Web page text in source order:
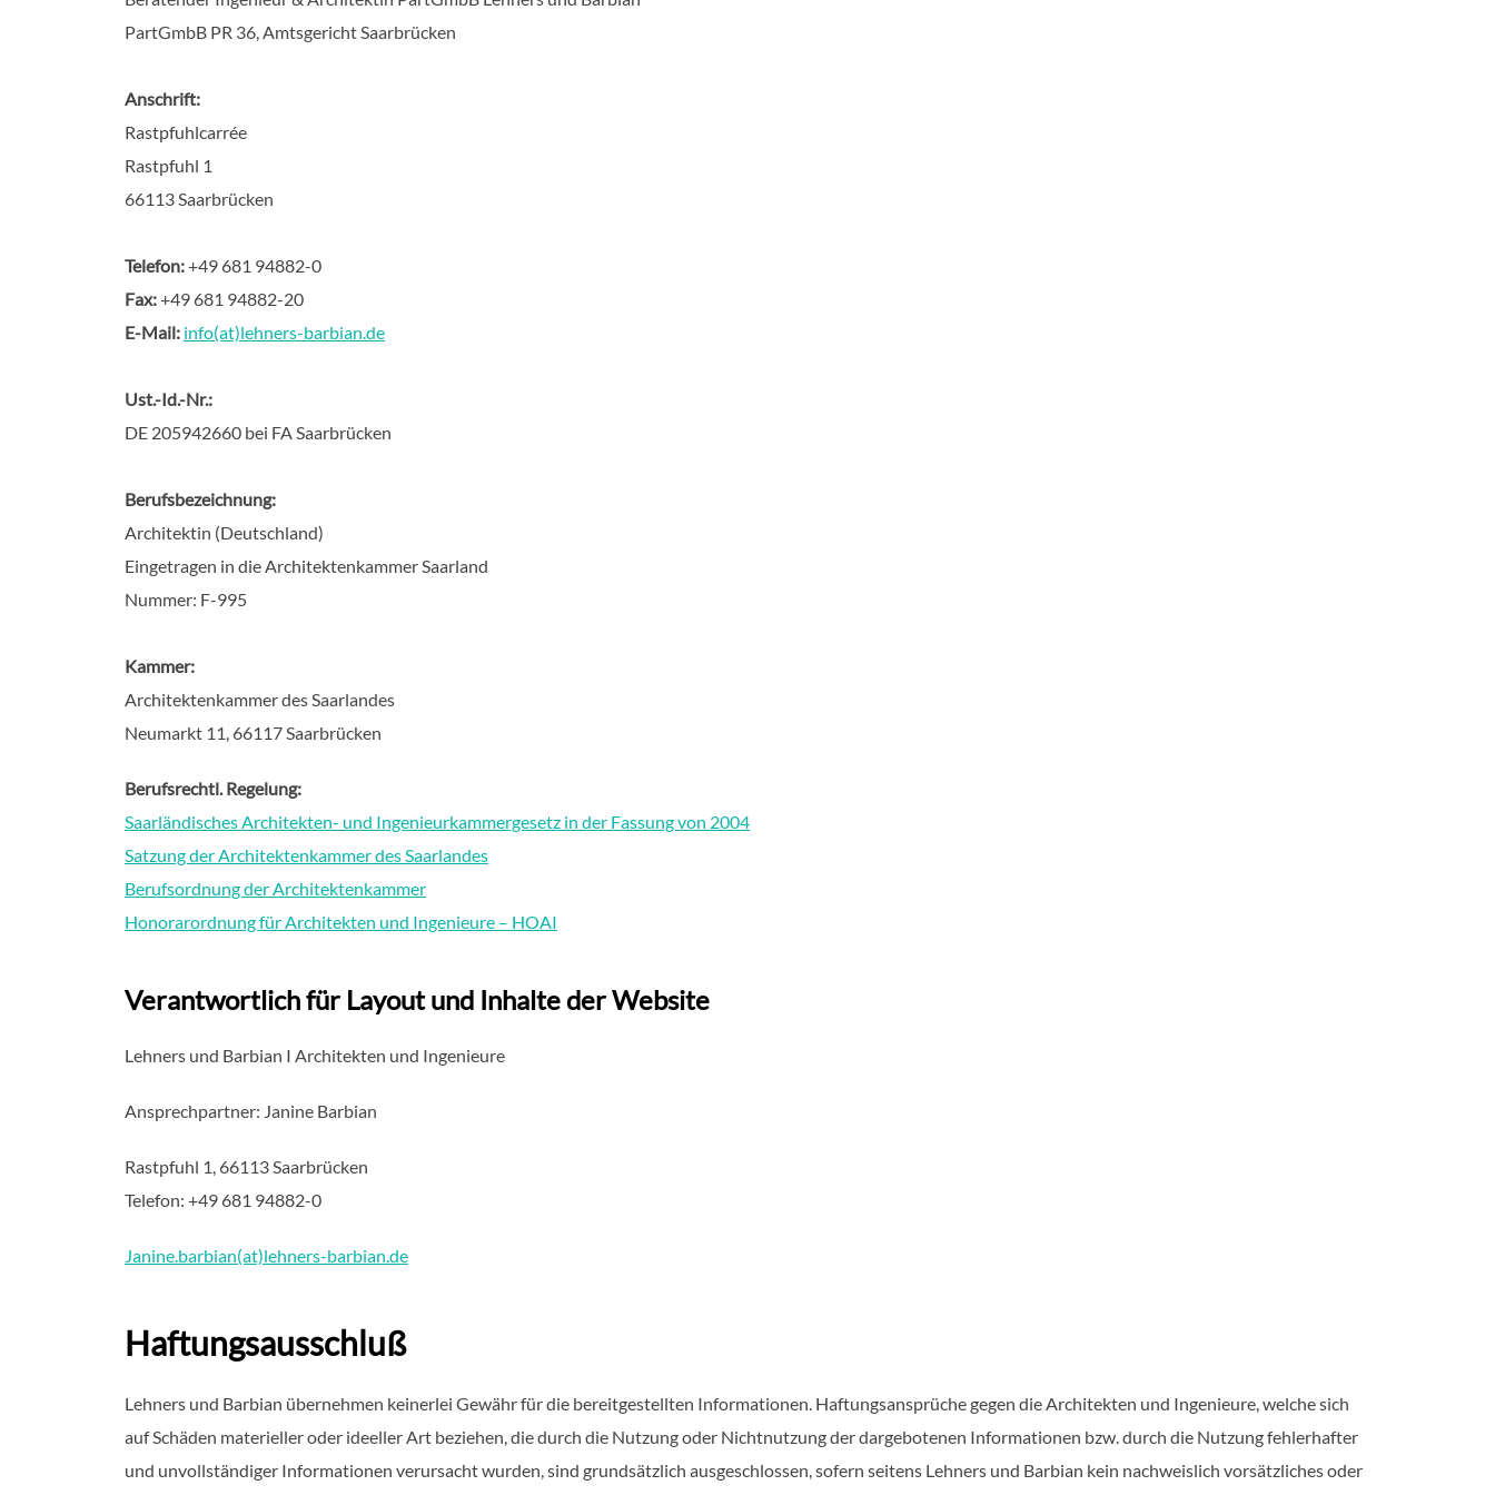
PartGmbB PR 36, Amtsgericht Saarbrücken
Anschrift:
Rastpfuhlcarrée
Rastpfuhl 1
66113 Saarbrücken
Telefon:+49 681 94882-0
Fax:+49 681 94882-20
E-Mail: info(at)lehners-barbian.de
Ust.-Id.-Nr.:
DE 205942660 bei FA Saarbrücken
Berufsbezeichnung:
Architektin (Deutschland)
Eingetragen in die Architektenkammer Saarland
Nummer: F-995
Kammer:
Architektenkammer des Saarlandes
Neumarkt 11, 66117 Saarbrücken
Berufsrechtl. Regelung:
Saarländisches Architekten- und Ingenieurkammergesetz in der Fassung von 2004
Satzung der Architektenkammer des Saarlandes
Berufsordnung der Architektenkammer
Honorarordnung für Architekten und Ingenieure – HOAI
Verantwortlich für Layout und Inhalte der Website
Lehners und Barbian I Architekten und Ingenieure
Ansprechpartner: Janine Barbian
Rastpfuhl 1, 66113 Saarbrücken
Telefon: +49 681 94882-0
Janine.barbian(at)lehners-barbian.de
Haftungsausschluß
Lehners und Barbian übernehmen keinerlei Gewähr für die bereitgestellten Informationen. Haftungsansprüche gegen die Architekten und Ingenieure, welche sich
auf Schäden materieller oder ideeller Art beziehen, die durch die Nutzung oder Nichtnutzung der dargebotenen Informationen bzw. durch die Nutzung fehlerhafter
und unvollständiger Informationen verursacht wurden, sind grundsätzlich ausgeschlossen, sofern seitens Lehners und Barbian kein nachweislich vorsätzliches oder